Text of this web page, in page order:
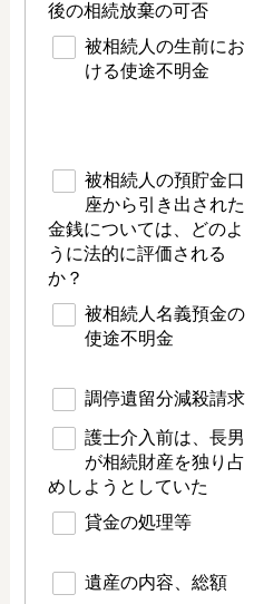
後の相続放棄の可否
被相続人の生前にお
ける使途不明金
被相続人の預貯金口
座から引き出された
金銭については、どのよ
うに法的に評価される
か？
被相続人名義預金の
使途不明金
調停遺留分減殺請求
護士介入前は、長男
が相続財産を独り占
めしようとしていた
貸金の処理等
遺産の内容、総額